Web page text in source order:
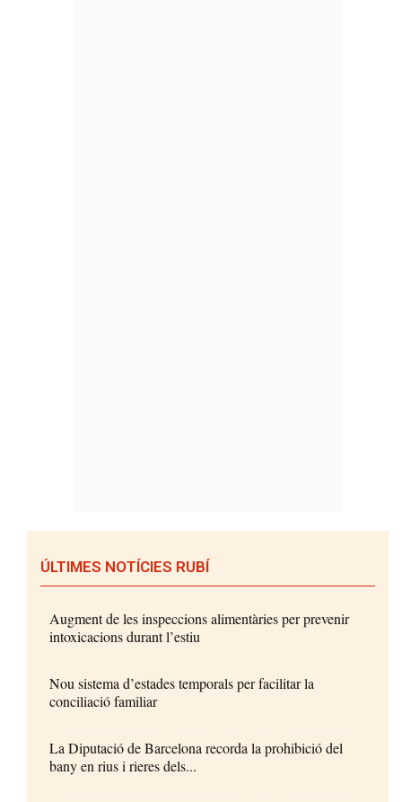
ÚLTIMES NOTÍCIES RUBÍ
Augment de les inspeccions alimentàries per prevenir
intoxicacions durant l’estiu
Nou sistema d’estades temporals per facilitar la
conciliació familiar
La Diputació de Barcelona recorda la prohibició del
bany en rius i rieres dels...